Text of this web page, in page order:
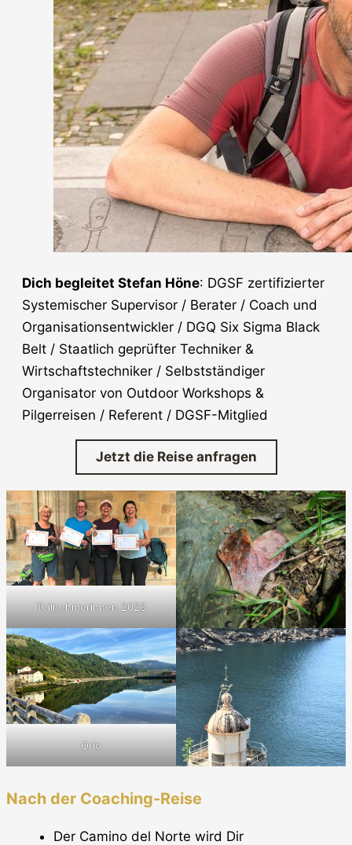
Dich begleitet Stefan Höne: DGSF zertifizierter
Systemischer Supervisor / Berater / Coach und
Organisationsentwickler / DGQ Six Sigma Black
Belt / Staatlich geprüfter Techniker &
Wirtschaftstechniker / Selbstständiger
Organisator von Outdoor Workshops &
Pilgerreisen / Referent / DGSF-Mitglied
Jetzt die Reise anfragen
Teilnehmerinnen 2023
Orio
Nach der Coaching-Reise
Der Camino del Norte wird Dir